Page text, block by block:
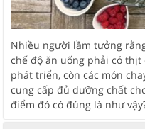
Nhiều người lầm tưởng
chế độ ăn uống phải có
phát triển, còn các món
cung cấp đủ dưỡng chất
điểm đó có đúng là như